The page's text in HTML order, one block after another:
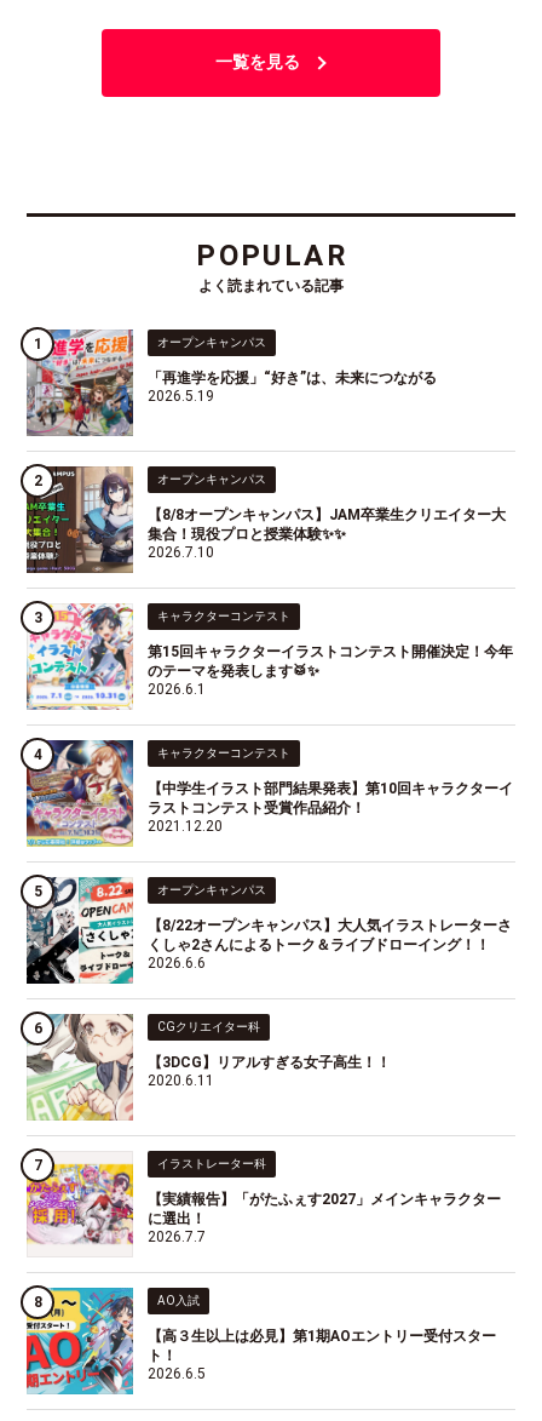
一覧を見る
POPULAR
よく読まれている記事
オープンキャンパス
「再進学を応援」“好き”は、未来につながる
2026.5.19
オープンキャンパス
【8/8オープンキャンパス】JAM卒業生クリエイター大
集合！現役プロと授業体験✨✨
2026.7.10
キャラクターコンテスト
第15回キャラクターイラストコンテスト開催決定！今年
のテーマを発表します🥁✨
2026.6.1
キャラクターコンテスト
【中学生イラスト部門結果発表】第10回キャラクターイ
ラストコンテスト受賞作品紹介！
2021.12.20
オープンキャンパス
【8/22オープンキャンパス】大人気イラストレーターさ
くしゃ2さんによるトーク＆ライブドローイング！！
2026.6.6
CGクリエイター科
【3DCG】リアルすぎる女子高生！！
2020.6.11
イラストレーター科
【実績報告】「がたふぇす2027」メインキャラクター
に選出！
2026.7.7
AO入試
【高３生以上は必見】第1期AOエントリー受付スター
ト！
2026.6.5